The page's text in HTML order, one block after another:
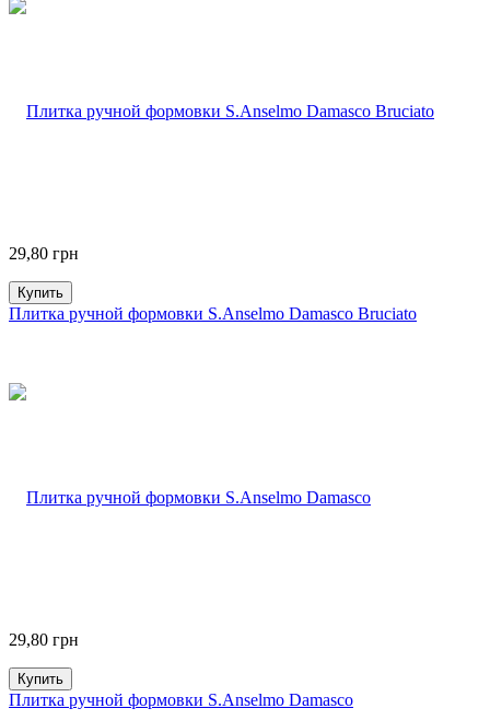
29,80 грн
Купить
Плитка ручной формовки S.Anselmo Damasco Bruciato
29,80 грн
Купить
Плитка ручной формовки S.Anselmo Damasco